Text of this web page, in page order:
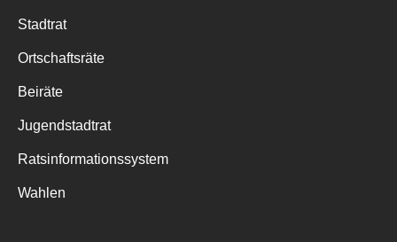
Stadtrat
Ortschaftsräte
Beiräte
Jugendstadtrat
Ratsinformationssystem
Wahlen